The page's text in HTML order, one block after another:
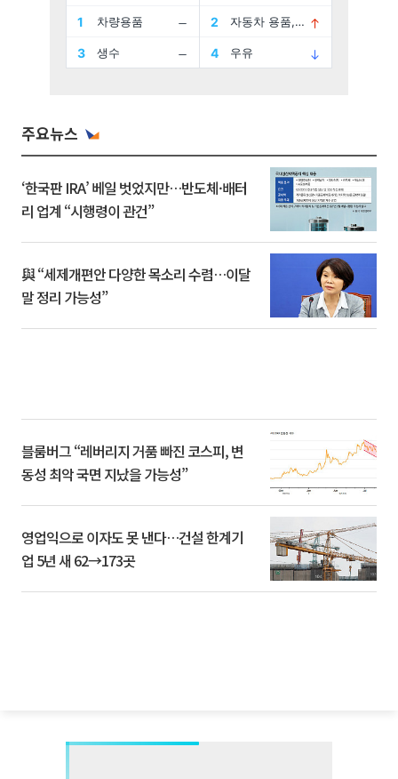
주요뉴스
‘한국판 IRA’ 베일 벗었지만…반도체·배터
리 업계 “시행령이 관건”
與 “세제개편안 다양한 목소리 수렴…이달
말 정리 가능성”
블룸버그 “레버리지 거품 빠진 코스피, 변
동성 최악 국면 지났을 가능성”
영업익으로 이자도 못 낸다…건설 한계기
업 5년 새 62→173곳